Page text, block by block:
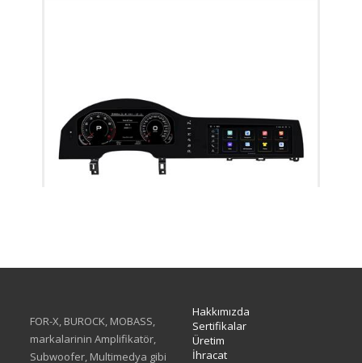
FOR-X, BUROCK, MOBASS,
markalarinin Amplifikatör,
Subwoofer, Multimedya gibi
Hakkımızda
Sertifikalar
Üretim
İhracat